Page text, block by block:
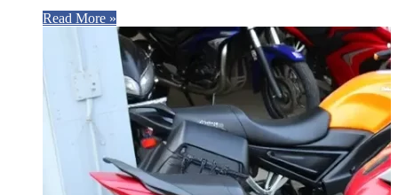
Read More »